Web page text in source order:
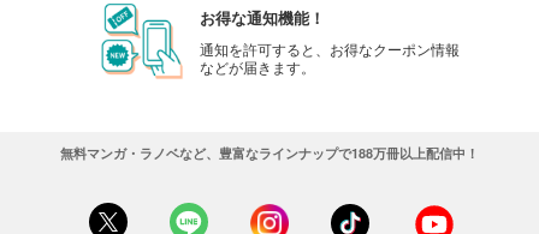
お得な通知機能！
通知を許可すると、お得なクーポン情報
などが届きます。
無料マンガ・ラノベなど、豊富なラインナップで188万冊以上配信中！